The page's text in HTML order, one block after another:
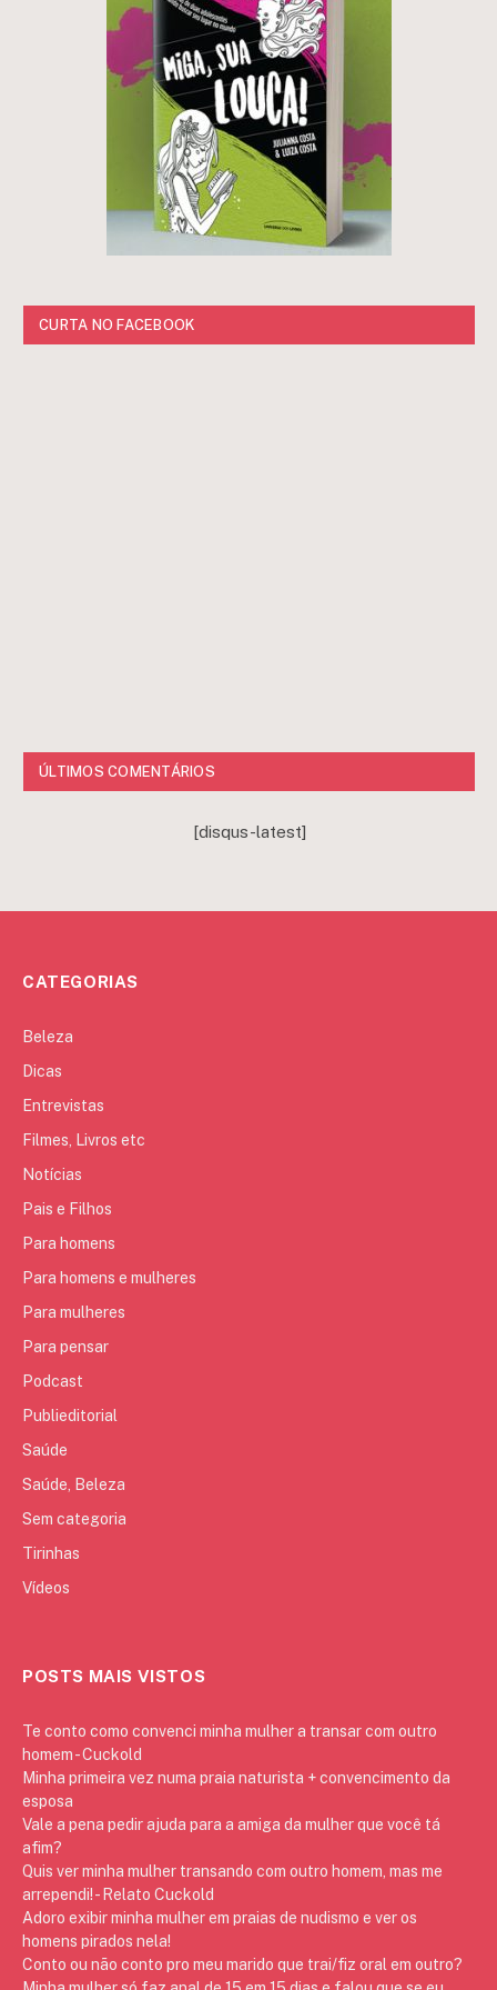
CURTA NO FACEBOOK
ÚLTIMOS COMENTÁRIOS
[disqus-latest]
CATEGORIAS
Beleza
Dicas
Entrevistas
Filmes, Livros etc
Notícias
Pais e Filhos
Para homens
Para homens e mulheres
Para mulheres
Para pensar
Podcast
Publieditorial
Saúde
Saúde, Beleza
Sem categoria
Tirinhas
Vídeos
POSTS MAIS VISTOS
Te conto como convenci minha mulher a transar com outro
homem - Cuckold
Minha primeira vez numa praia naturista + convencimento da
esposa
Vale a pena pedir ajuda para a amiga da mulher que você tá
afim?
Quis ver minha mulher transando com outro homem, mas me
arrependi! - Relato Cuckold
Adoro exibir minha mulher em praias de nudismo e ver os
homens pirados nela!
Conto ou não conto pro meu marido que trai/fiz oral em outro?